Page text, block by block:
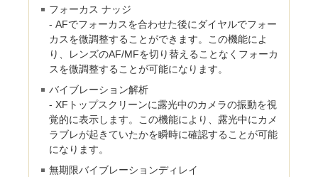
フォーカス ナッジ
- AFでフォーカスを合わせた後にダイヤルでフォー
カスを微調整することができます。この機能によ
り、レンズのAF/MFを切り替えることなくフォーカ
スを微調整することが可能になります。
バイブレーション解析
- XFトップスクリーンに露光中のカメラの振動を視
覚的に表示します。この機能により、露光中にカメ
ラブレが起きていたかを瞬時に確認することが可能
になります。
無期限バイブレーションディレイ